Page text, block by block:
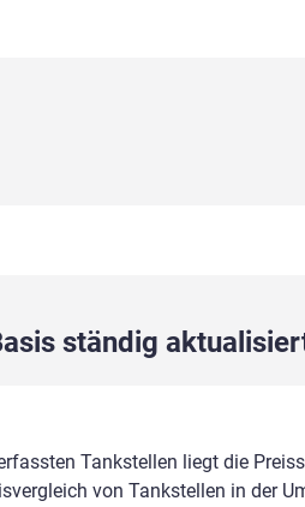
ständig
Tankstellen liegt die
von Tankstellen in der